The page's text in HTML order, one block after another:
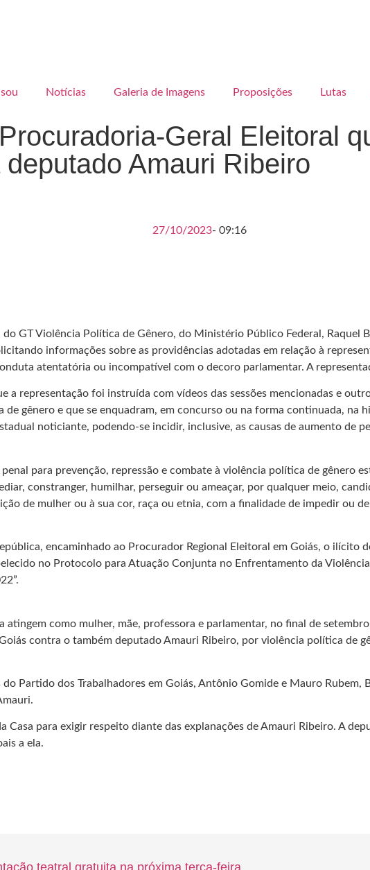
Notícias Galeria de Imagens Proposições Lutas
Geral Eleitoral
Amauri Ribeiro
27/10/2023- 09:16
GT Violência Política de Gênero, do Ministério Público Federal,
informações sobre as providências adotadas em relação à
atentatória ou incompatível com o decoro parlamentar. A
a representação foi instruída com vídeos das sessões mencionadas e
gênero e que se enquadram, em concurso ou na forma continuada,
noticiante, podendo-se incidir, inclusive, as causas de aumento de
para prevenção, repressão e combate à violência política de gênero
constranger, humilhar, perseguir ou ameaçar, por qualquer meio,
de mulher ou à sua cor, raça ou etnia, com a finalidade de impedir ou
encaminhado ao Procurador Regional Eleitoral em Goiás, o
no Protocolo para Atuação Conjunta no Enfrentamento da
como mulher, mãe, professora e parlamentar, no final de
contra o também deputado Amauri Ribeiro, por violência política de
Partido dos Trabalhadores em Goiás, Antônio Gomide e Mauro
Casa para exigir respeito diante das explanações de Amauri Ribeiro. A
a ela.
teatral gratuita na próxima terça-feira